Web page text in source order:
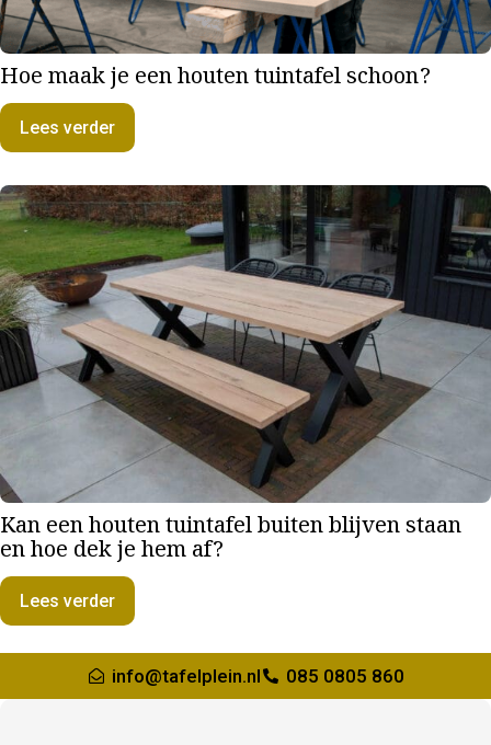
Hoe maak je een houten tuintafel schoon?
Lees verder
Kan een houten tuintafel buiten blijven staan
en hoe dek je hem af?
Lees verder
info@tafelplein.nl 085 0805 860